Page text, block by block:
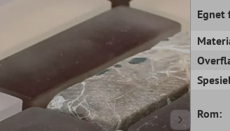
Egnet
Rom: